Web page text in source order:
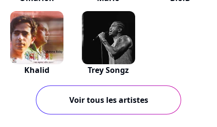
Khalid Trey Songz
Voir tous les artistes